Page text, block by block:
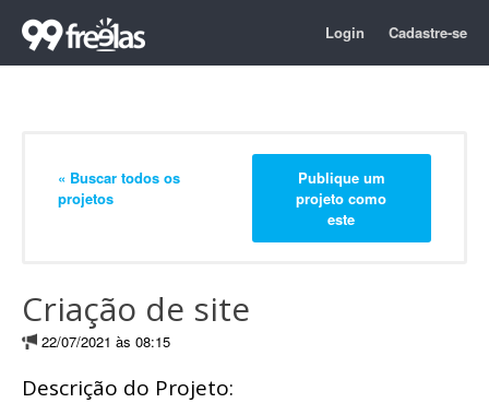
Login Cadastre-se
« Buscar todos os
projetos
Publique um
projeto como
este
Criação de site
22/07/2021 às 08:15
Descrição do Projeto: